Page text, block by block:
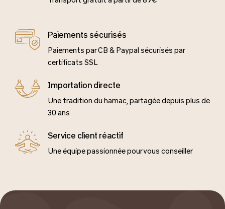
Paiements sécurisés
Paiements par CB & Paypal sécurisés par
certificats SSL
Importation directe
Une tradition du hamac, partagée depuis plus de
30 ans
Service client réactif
Une équipe passionnée pour vous conseiller